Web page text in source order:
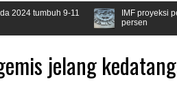
IMF proyeksi pertumbuhan
jelang